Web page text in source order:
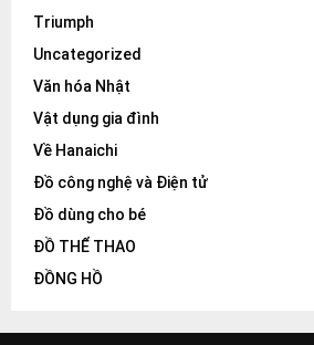
Triumph
Uncategorized
Văn hóa Nhật
Vật dụng gia đình
Về Hanaichi
Đồ công nghệ và Điện tử
Đồ dùng cho bé
ĐỒ THỂ THAO
ĐỒNG HỒ